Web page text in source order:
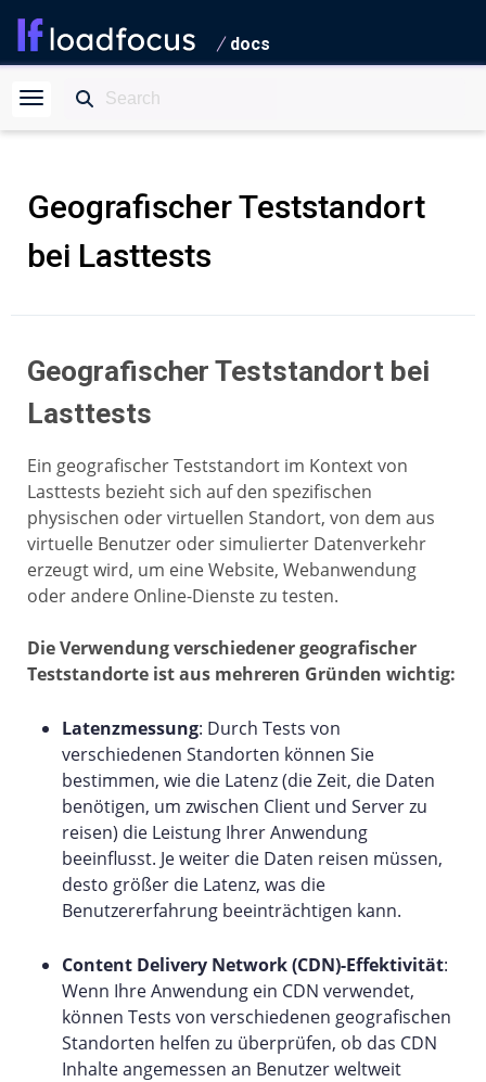
docs
Geografischer Teststandort
bei Lasttests
Geografischer Teststandort bei
Lasttests
Ein geografischer Teststandort im Kontext von
Lasttests bezieht sich auf den spezifischen
physischen oder virtuellen Standort, von dem aus
virtuelle Benutzer oder simulierter Datenverkehr
erzeugt wird, um eine Website, Webanwendung
oder andere Online-Dienste zu testen.
Die Verwendung verschiedener geografischer
Teststandorte ist aus mehreren Gründen wichtig:
Latenzmessung: Durch Tests von
verschiedenen Standorten können Sie
bestimmen, wie die Latenz (die Zeit, die Daten
benötigen, um zwischen Client und Server zu
reisen) die Leistung Ihrer Anwendung
beeinflusst. Je weiter die Daten reisen müssen,
desto größer die Latenz, was die
Benutzererfahrung beeinträchtigen kann.
Content Delivery Network (CDN)-Effektivität:
Wenn Ihre Anwendung ein CDN verwendet,
können Tests von verschiedenen geografischen
Standorten helfen zu überprüfen, ob das CDN
Inhalte angemessen an Benutzer weltweit